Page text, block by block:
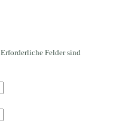
Erforderliche Felder sind